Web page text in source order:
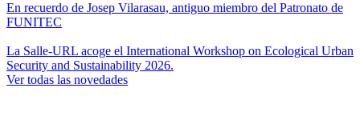
En recuerdo de Josep Vilarasau, antiguo miembro del Patronato de
FUNITEC
La Salle-URL acoge el International Workshop on Ecological Urban
Security and Sustainability 2026.
Ver todas las novedades